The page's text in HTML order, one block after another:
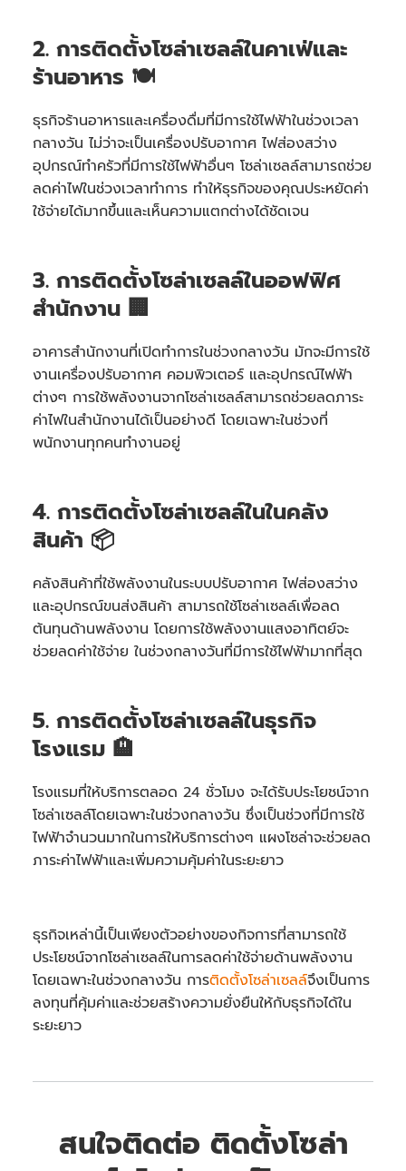
2. การติดตั้งโซล่าเซลล์ในคาเฟ่และ
ร้านอาหาร 🍽️
ธุรกิจร้านอาหารและเครื่องดื่มที่มีการใช้ไฟฟ้าในช่วงเวลา
กลางวัน ไม่ว่าจะเป็นเครื่องปรับอากาศ ไฟส่องสว่าง
อุปกรณ์ทำครัวที่มีการใช้ไฟฟ้าอื่นๆ โซล่าเซลล์สามารถช่วย
ลดค่าไฟในช่วงเวลาทำการ ทำให้ธุรกิจของคุณประหยัดค่า
ใช้จ่ายได้มากขึ้นและเห็นความแตกต่างได้ชัดเจน
3. การติดตั้งโซล่าเซลล์ในออฟฟิศ
สำนักงาน 🏢
อาคารสำนักงานที่เปิดทำการในช่วงกลางวัน มักจะมีการใช้
งานเครื่องปรับอากาศ คอมพิวเตอร์ และอุปกรณ์ไฟฟ้า
ต่างๆ การใช้พลังงานจากโซล่าเซลล์สามารถช่วยลดภาระ
ค่าไฟในสำนักงานได้เป็นอย่างดี โดยเฉพาะในช่วงที่
พนักงานทุกคนทำงานอยู่
4. การติดตั้งโซล่าเซลล์ในในคลัง
สินค้า 📦
คลังสินค้าที่ใช้พลังงานในระบบปรับอากาศ ไฟส่องสว่าง
และอุปกรณ์ขนส่งสินค้า สามารถใช้โซล่าเซลล์เพื่อลด
ต้นทุนด้านพลังงาน โดยการใช้พลังงานแสงอาทิตย์จะ
ช่วยลดค่าใช้จ่าย ในช่วงกลางวันที่มีการใช้ไฟฟ้ามากที่สุด
5. การติดตั้งโซล่าเซลล์ในธุรกิจ
โรงแรม 🏨
โรงแรมที่ให้บริการตลอด 24 ชั่วโมง จะได้รับประโยชน์จาก
โซล่าเซลล์โดยเฉพาะในช่วงกลางวัน ซึ่งเป็นช่วงที่มีการใช้
ไฟฟ้าจำนวนมากในการให้บริการต่างๆ แผงโซล่าจะช่วยลด
ภาระค่าไฟฟ้าและเพิ่มความคุ้มค่าในระยะยาว
ธุรกิจเหล่านี้เป็นเพียงตัวอย่างของกิจการที่สามารถใช้
ประโยชน์จากโซล่าเซลล์ในการลดค่าใช้จ่ายด้านพลังงาน
โดยเฉพาะในช่วงกลางวัน การติดตั้งโซล่าเซลล์จึงเป็นการ
ลงทุนที่คุ้มค่าและช่วยสร้างความยั่งยืนให้กับธุรกิจได้ใน
ระยะยาว
สนใจติดต่อ ติดตั้งโซล่า